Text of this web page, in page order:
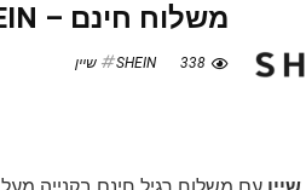
משלוח חינם – SHEIN שיין
338 SHEIN שיין